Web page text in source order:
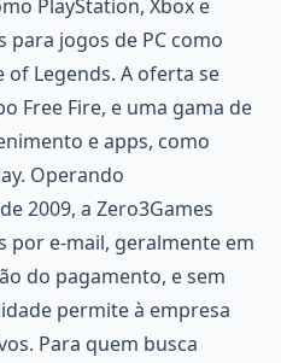
PlayStation, Xbox e
jogos de PC como
of Legends. A oferta se
Free Fire, e uma gama de
e apps, como
Operando
2009, a Zero3Games
por e-mail, geralmente em
do pagamento, e sem
permite à empresa
Para quem busca